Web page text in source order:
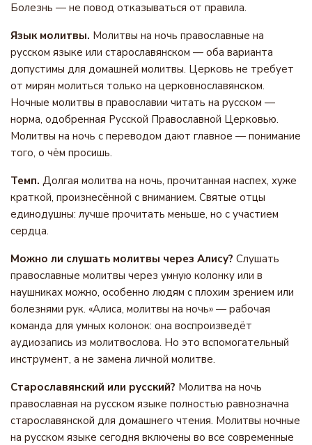
Болезнь — не повод отказываться от правила.
Язык молитвы. Молитвы на ночь православные на
русском языке или старославянском — оба варианта
допустимы для домашней молитвы. Церковь не требует
от мирян молиться только на церковнославянском.
Ночные молитвы в православии читать на русском —
норма, одобренная Русской Православной Церковью.
Молитвы на ночь с переводом дают главное — понимание
того, о чём просишь.
Темп. Долгая молитва на ночь, прочитанная наспех, хуже
краткой, произнесённой с вниманием. Святые отцы
единодушны: лучше прочитать меньше, но с участием
сердца.
Можно ли слушать молитвы через Алису? Слушать
православные молитвы через умную колонку или в
наушниках можно, особенно людям с плохим зрением или
болезнями рук. «Алиса, молитвы на ночь» — рабочая
команда для умных колонок: она воспроизведёт
аудиозапись из молитвослова. Но это вспомогательный
инструмент, а не замена личной молитве.
Старославянский или русский? Молитва на ночь
православная на русском языке полностью равнозначна
старославянской для домашнего чтения. Молитвы ночные
на русском языке сегодня включены во все современные